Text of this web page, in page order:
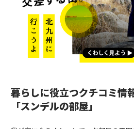
暮らしに役立つクチコミ情
「スンデルの部屋」